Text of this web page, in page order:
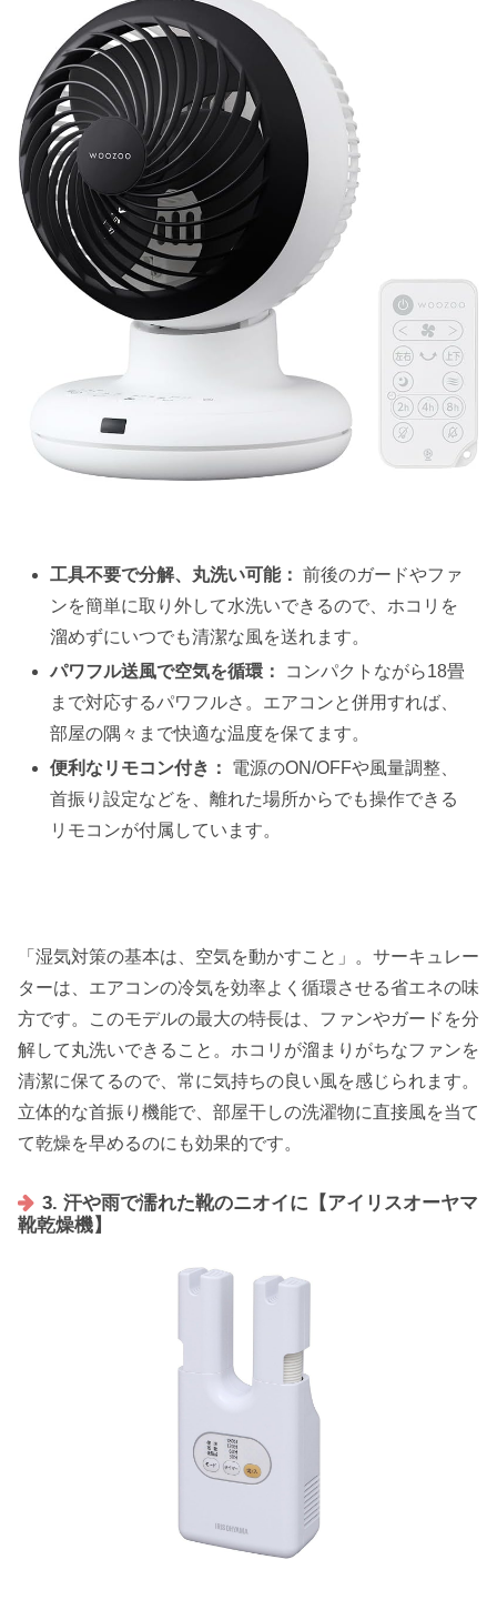
工具不要で分解、丸洗い可能： 前後のガードやファ
ンを簡単に取り外して水洗いできるので、ホコリを
溜めずにいつでも清潔な風を送れます。
パワフル送風で空気を循環：
コンパクトながら18畳
まで対応するパワフルさ。エアコンと併用すれば、
部屋の隅々まで快適な温度を保てます。
便利なリモコン付き：
電源のON/OFFや風量調整、
首振り設定などを、離れた場所からでも操作できる
リモコンが付属しています。
「湿気対策の基本は、空気を動かすこと」。サーキュレー
ターは、エアコンの冷気を効率よく循環させる省エネの味
方です。このモデルの最大の特長は、ファンやガードを分
解して丸洗いできること。ホコリが溜まりがちなファンを
清潔に保てるので、常に気持ちの良い風を感じられます。
立体的な首振り機能で、部屋干しの洗濯物に直接風を当て
て乾燥を早めるのにも効果的です。
3. 汗や雨で濡れた靴のニオイに【アイリスオーヤマ
靴乾燥機】